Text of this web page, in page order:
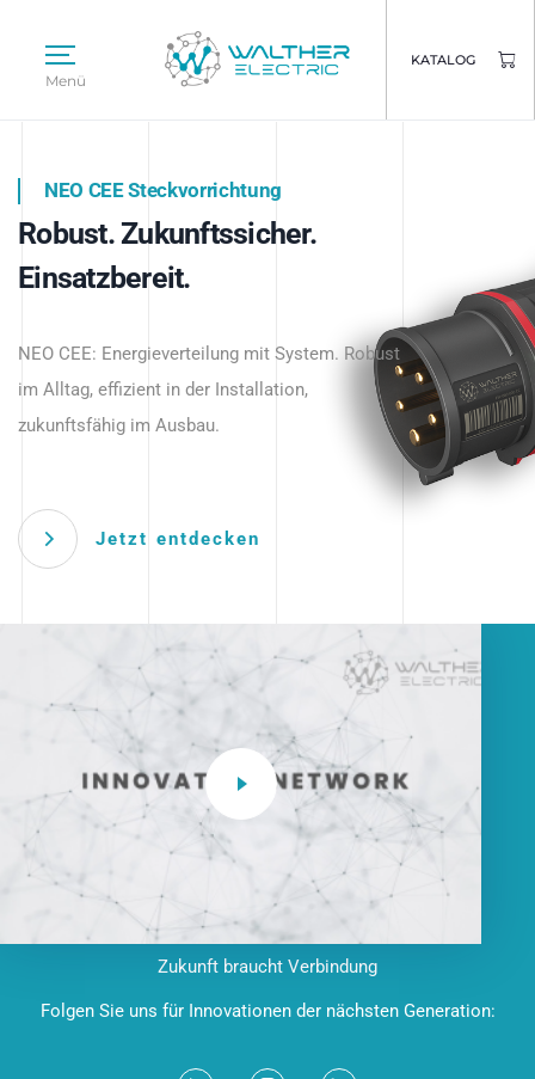
Menü
KATALOG
Intelligente Stromverteilung
beginnt hier.
NEO CEE Steckvorrichtung
Robust. Zukunftssicher.
Einsatzbereit.
NEO CEE: Energieverteilung mit System. Robust
im Alltag, effizient in der Installation,
zukunftsfähig im Ausbau.
Jetzt entdecken
Intelligenz trifft Energie.
Anwendungen – robust, IP-geschützt und
zukunftsfähig.
Zukunft braucht Verbindung
Folgen Sie uns für Innovationen der nächsten Generation: